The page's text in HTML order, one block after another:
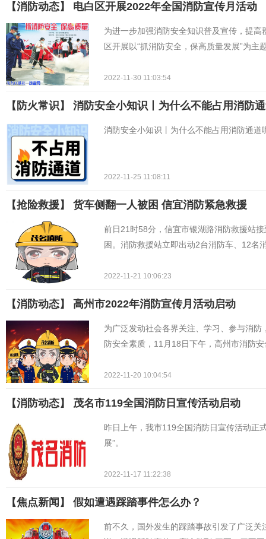
【消防动态】 电白区开展2022年全国消防宣传月活动
为进一步加强消防安全知识普及宣传，提
区开展以“抓消防安全，保高质量发展”为
2022-11-30 11:03:54
【防火常识】 消防安全小知识丨为什么不能占用消防
消防安全小知识丨为什么不能占用消防通道
2022-11-25 11:08:11
【抢险救援】 ​货车侧翻一人被困 信宜消防紧急救援
前日21时58分，信宜市银湖路消防救援站
困。消防救援站立即出动2台消防车、12名
2022-11-21 10:06:23
【消防动态】 ​高州市2022年消防宣传月活动启动
为广泛发动社会各界关注、学习、参与消
防安全素质，11月18日下午，高州市消防
2022-11-20 10:04:54
【消防动态】 茂名市119全国消防日宣传活动启动
昨日上午，我市119全国消防日宣传活动正
展”。
2022-11-17 11:22:38
【焦点新闻】 假如遭遇踩踏事件怎么办？
前不久，国外发生的踩踏事故引发了广泛